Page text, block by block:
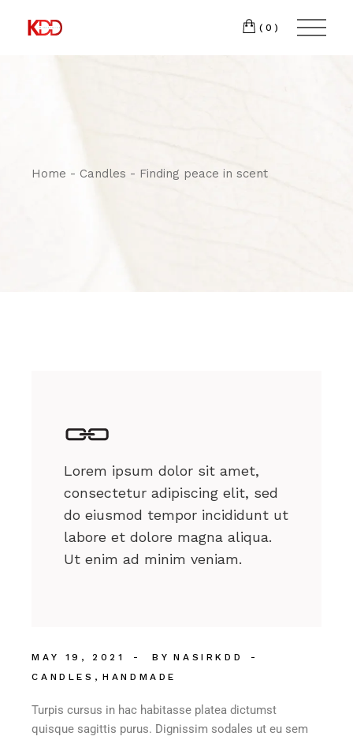
(0)
Home Candles Finding peace in scent
Lorem ipsum dolor sit amet,
consectetur adipiscing elit, sed
do eiusmod tempor incididunt ut
labore et dolore magna aliqua.
Ut enim ad minim veniam.
MAY 19, 2021 BY NASIRKDD
CANDLES
HANDMADE
Turpis cursus in hac habitasse platea dictumst
quisque sagittis purus. Dignissim sodales ut eu sem
INSTAGRAM